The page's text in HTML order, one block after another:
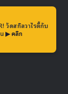
วนี้ผ่านอินสตา
วยเช่นกันพร้อม
วัดสกิลวาไรตี้กับ
▶ คลิก